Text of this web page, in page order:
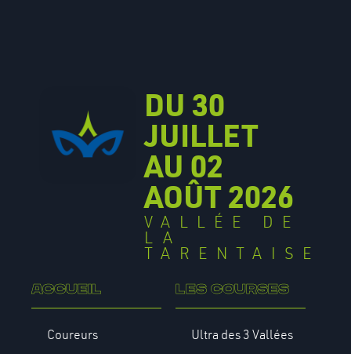
DU 30
JUILLET
AU 02
AOÛT 2026
VALLÉE DE
LA
TARENTAISE
Accueil
Coureurs
Les courses
Ultra des 3 Vallées